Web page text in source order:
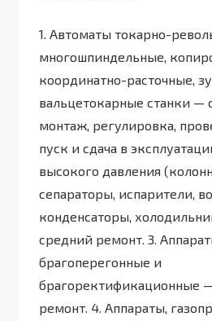
1. Автоматы токарно-
многошпиндельные,
координатно-расточные,
вальцетокарные станки —
монтаж, регулировка,
пуск и сдача в
высокого давления
сепараторы, испарители,
конденсаторы,
средний ремонт. 3.
брагоперегонные и
брагоректификационные
ремонт. 4. Аппараты,